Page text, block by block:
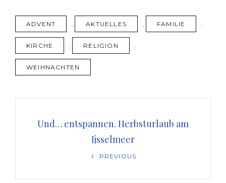
TAGSADVENT , AKTUELLES , FAMILIE ,
KIRCHE , RELIGION ,
WEIHNACHTEN
Und… entspannen. Herbsturlaub am
Ijsselmeer
PREVIOUS